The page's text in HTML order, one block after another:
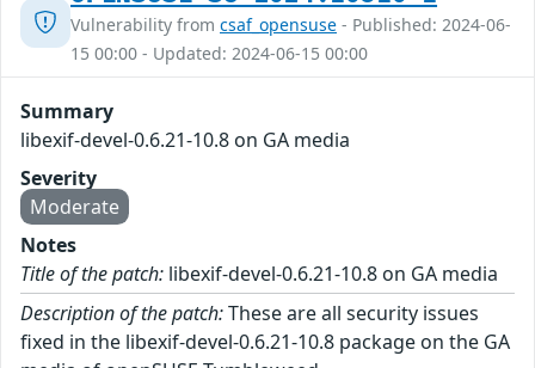
Vulnerability from csaf_opensuse - Published: 2024-06-
15 00:00 - Updated: 2024-06-15 00:00
Summary
libexif-devel-0.6.21-10.8 on GA media
Severity
Moderate
Notes
Title of the patch: libexif-devel-0.6.21-10.8 on GA media
Description of the patch:These are all security issues
fixed in the libexif-devel-0.6.21-10.8 package on the GA